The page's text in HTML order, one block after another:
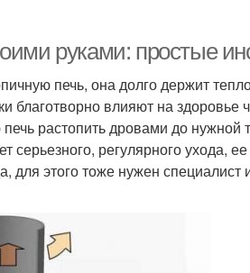
руками: простые
печь, она долго держит
благотворно влияют на здоровье
растопить дровами до нужной
серьезного, регулярного ухода,
для этого тоже нужен специалист